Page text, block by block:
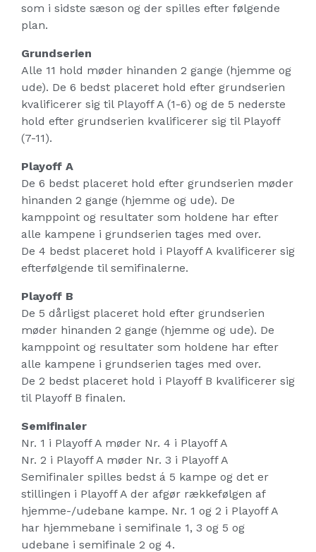
som i sidste sæson og der spilles efter følgende
plan.
Grundserien
Alle 11 hold møder hinanden 2 gange (hjemme og
ude). De 6 bedst placeret hold efter grundserien
kvalificerer sig til Playoff A (1-6) og de 5 nederste
hold efter grundserien kvalificerer sig til Playoff
(7-11).
Playoff A
De 6 bedst placeret hold efter grundserien møder
hinanden 2 gange (hjemme og ude). De
kamppoint og resultater som holdene har efter
alle kampene i grundserien tages med over.
De 4 bedst placeret hold i Playoff A kvalificerer sig
efterfølgende til semifinalerne.
Playoff B
De 5 dårligst placeret hold efter grundserien
møder hinanden 2 gange (hjemme og ude). De
kamppoint og resultater som holdene har efter
alle kampene i grundserien tages med over.
De 2 bedst placeret hold i Playoff B kvalificerer sig
til Playoff B finalen.
Semifinaler
Nr. 1 i Playoff A møder Nr. 4 i Playoff A
Nr. 2 i Playoff A møder Nr. 3 i Playoff A
Semifinaler spilles bedst á 5 kampe og det er
stillingen i Playoff A der afgør rækkefølgen af
hjemme-/udebane kampe. Nr. 1 og 2 i Playoff A
har hjemmebane i semifinale 1, 3 og 5 og
udebane i semifinale 2 og 4.